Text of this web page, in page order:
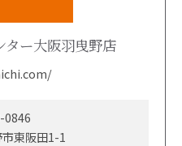
ター大阪羽曳野店
0846
東阪田1-1